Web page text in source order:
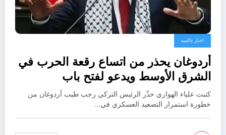
اخبار عالميه
أردوغان يحذر من اتساع رقعة الحرب في
الشرق الأوسط ويدعو لفتح باب
الدبلوماسية فورًا
كتبت علياء الهواري حذّر الرئيس التركي رجب طيب أردوغان من
خطورة استمرار التصعيد العسكري في…